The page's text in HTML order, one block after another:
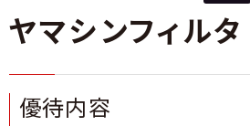
ヤマシンフィルタ
優待内容